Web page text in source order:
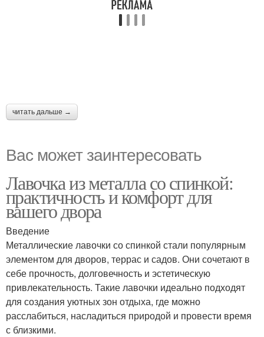
читать дальше →
Вас может заинтересовать
Лавочка из металла со спинкой:
практичность и комфорт для
вашего двора
Введение
Металлические лавочки со спинкой стали популярным
элементом для дворов, террас и садов. Они сочетают в
себе прочность, долговечность и эстетическую
привлекательность. Такие лавочки идеально подходят
для создания уютных зон отдыха, где можно
расслабиться, насладиться природой и провести время
с близкими.